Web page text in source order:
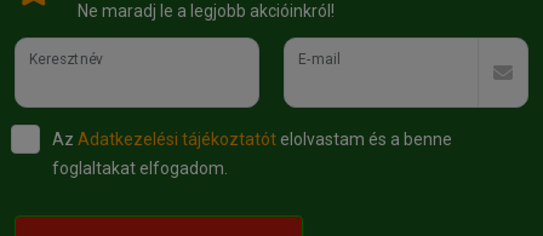
Ne maradj le a legjobb akcióinkról!
Keresztnév E-mail
Az Adatkezelési tájékoztatót elolvastam és a benne
foglaltakat elfogadom.